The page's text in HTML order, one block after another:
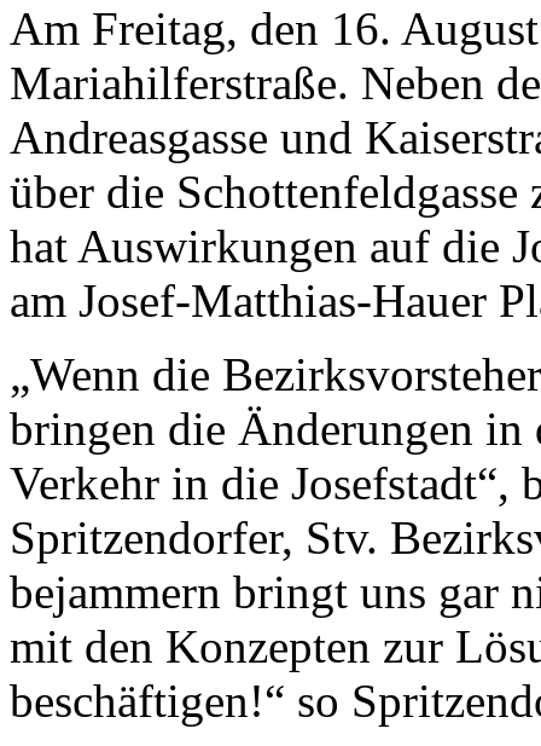
Am Freitag, den 16.
Mariahilferstraße. Neben
Andreasgasse und
über die Schottenfeldgasse
hat Auswirkungen auf die
am Josef-Matthias-Hauer
„Wenn die
bringen die Änderungen
Verkehr in die Josefstadt“,
Spritzendorfer, Stv.
bejammern bringt uns gar
mit den Konzepten zur
beschäftigen!“ so